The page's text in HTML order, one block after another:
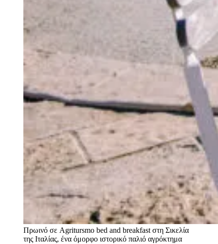
Πρωινό σε Agritursmo bed and breakfast στη Σικελία
της Ιταλίας, ένα όμορφο ιστορικό παλιό αγρόκτημα